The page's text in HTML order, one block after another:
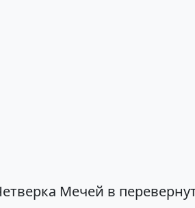
Мечей в